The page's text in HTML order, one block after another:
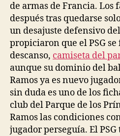
de armas de Francia. Los
después tras quedarse
un desajuste defensivo
propiciaron que el PSG
descanso, camiseta del
aunque su dominio del
Ramos ya es nuevo
sin duda es uno de los
club del Parque de los
Ramos las condiciones
jugador perseguía. El